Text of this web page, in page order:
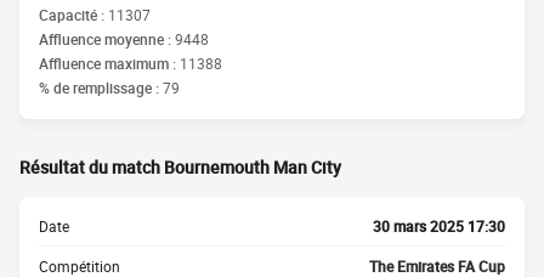
Capacité : 11307
Affluence moyenne :9448
Affluence maximum : 11388
% de remplissage :79
Résultat du match Bournemouth Man City
Date 30 mars 2025 17:30
Compétition The Emirates FA Cup